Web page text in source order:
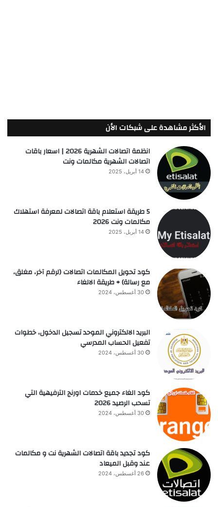
الأكثر مشاهدة على شبكات الأن
انظمة اتصالات الشهرية 2026 | اسعار باقات
اتصالات الشهرية مكالمات ونت
14 أبريل، 2025
5 طريقة استعلام باقة اتصالات لمعرفة استهلاك
مكالمات ونت 2026
14 أبريل، 2025
كود تحويل المكالمات اتصالات (لرقم آخر، مغلق،
مع رسالة) + طريقة الالغاء
30 أغسطس، 2024
البريد الالكتروني الموحد تسجيل الدخول، خطوات
تفعيل الحساب المدرسي
30 أغسطس، 2024
كود الغاء جميع خدمات اورنج الترفيهية التي
تسحب الرصيد 2026
30 أغسطس، 2024
كود تجديد باقة اتصالات الشهرية نت و مكالمات
عند وقبل الميعاد
26 أغسطس، 2024